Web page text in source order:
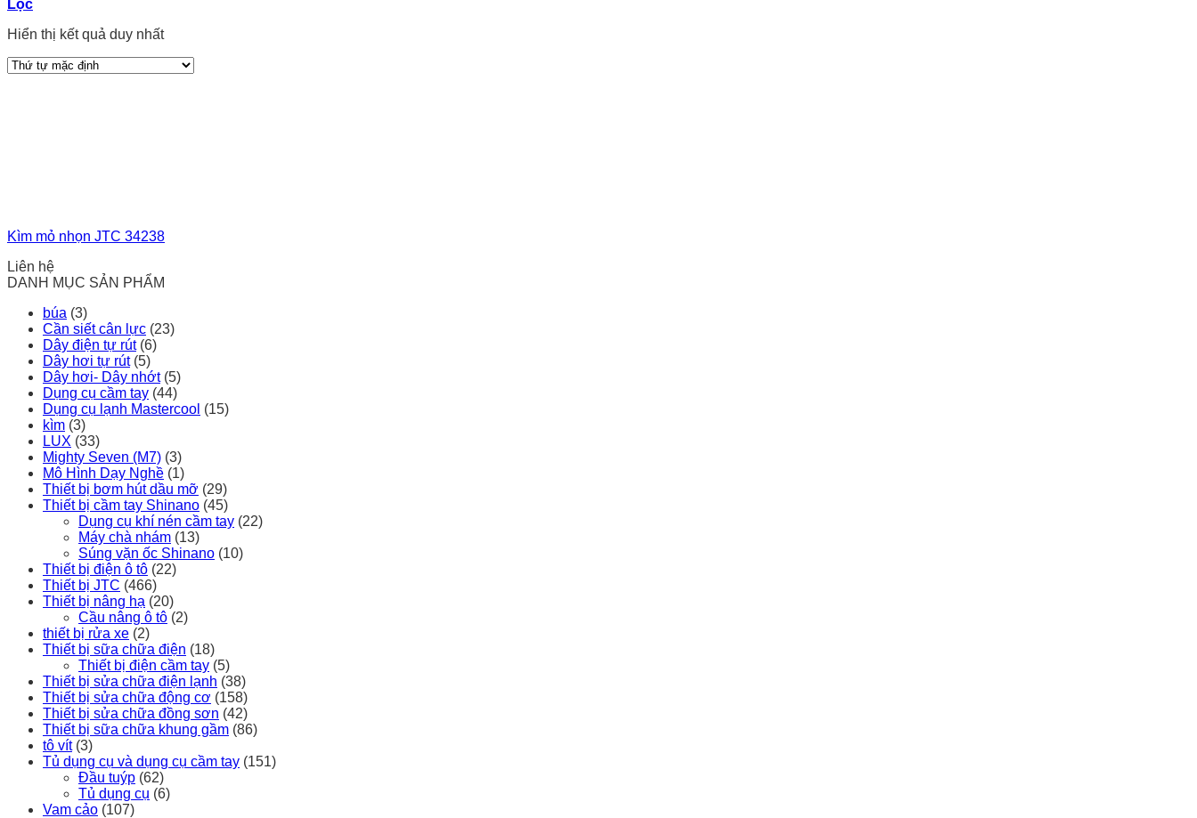
Lọc
Hiển thị kết quả duy nhất
Kìm mỏ nhọn JTC 34238
Liên hệ
DANH MỤC SẢN PHẨM
búa (3)
Cần siết cân lực (23)
Dây điện tự rút (6)
Dây hơi tự rút (5)
Dây hơi- Dây nhớt (5)
Dụng cụ cầm tay (44)
Dụng cụ lạnh Mastercool (15)
kìm (3)
LUX (33)
Mighty Seven (M7) (3)
Mô Hình Dạy Nghề (1)
Thiết bị bơm hút dầu mỡ (29)
Thiết bị cầm tay Shinano (45)
Dụng cụ khí nén cầm tay (22)
Máy chà nhám (13)
Súng vặn ốc Shinano (10)
Thiết bị điện ô tô (22)
Thiết bị JTC (466)
Thiết bị nâng hạ (20)
Cầu nâng ô tô (2)
thiết bị rửa xe (2)
Thiết bị sữa chữa điện (18)
Thiết bị điện cầm tay (5)
Thiết bị sửa chữa điện lạnh (38)
Thiết bị sửa chữa động cơ (158)
Thiết bị sửa chữa đồng sơn (42)
Thiết bị sữa chữa khung gầm (86)
tô vít (3)
Tủ dụng cụ và dụng cụ cầm tay (151)
Đầu tuýp (62)
Tủ dụng cụ (6)
Vam cảo (107)